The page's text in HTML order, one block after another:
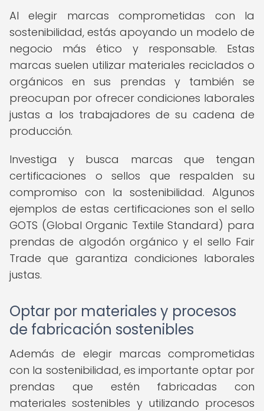
Al elegir marcas comprometidas con la
sostenibilidad, estás apoyando un modelo de
negocio más ético y responsable. Estas
marcas suelen utilizar materiales reciclados o
orgánicos en sus prendas y también se
preocupan por ofrecer condiciones laborales
justas a los trabajadores de su cadena de
producción.
Investiga y busca marcas que tengan
certificaciones o sellos que respalden su
compromiso con la sostenibilidad. Algunos
ejemplos de estas certificaciones son el sello
GOTS (Global Organic Textile Standard) para
prendas de algodón orgánico y el sello Fair
Trade que garantiza condiciones laborales
justas.
Optar por materiales y procesos
de fabricación sostenibles
Además de elegir marcas comprometidas
con la sostenibilidad, es importante optar por
prendas que estén fabricadas con
materiales sostenibles y utilizando procesos